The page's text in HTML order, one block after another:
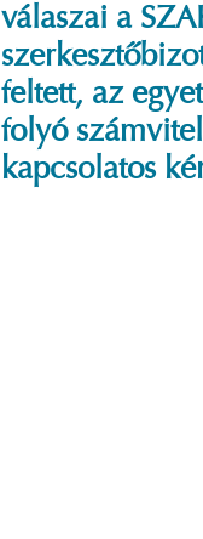
válaszai a
feltett, az
folyó
kapcsolatos